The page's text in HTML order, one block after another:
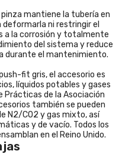
pinza mantiene la tubería en
ni restringir el
a la corrosión y totalmente
del sistema y reduce
durante el mantenimiento.
fit gris, el accesorio es
líquidos potables y gases
Prácticas de la Asociación
también se pueden
N2/CO2 y gas mixto, así
y de vacío. Todos los
en el Reino Unido.